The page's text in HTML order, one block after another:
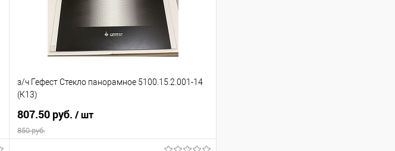
з/ч Гефест Стекло панорамное 5100.15.2.001-14
(К13)
807.50 руб. / шт
850 руб.